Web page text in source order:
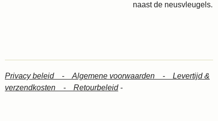
naast de neusvleugels.
Privacy beleid - Algemene voorwaarden - Levertijd &
verzendkosten - Retourbeleid-